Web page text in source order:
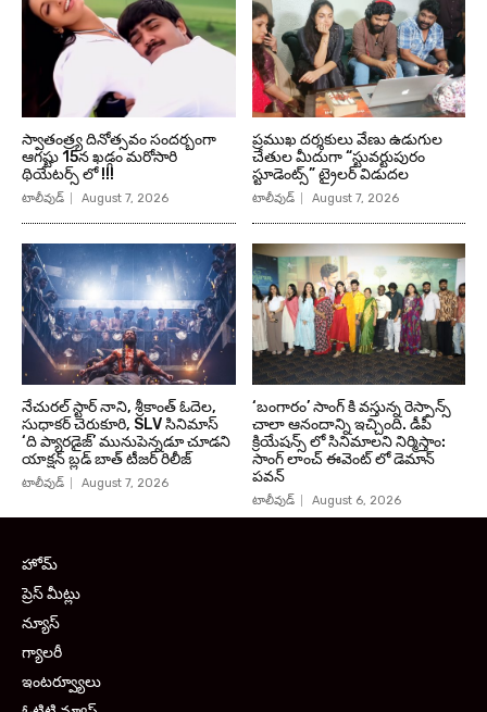
స్వాతంత్ర్య దినోత్సవం సందర్బంగా
ఆగష్టు 15న ఖడ్గం మరోసారి
థియేటర్స్ లో !!!
టాలీవుడ్ August 7, 2026
ప్రముఖ దర్శకులు వేణు ఉడుగుల
చేతుల మీదుగా “స్టువర్టుపురం
స్టూడెంట్స్” ట్రైలర్ విడుదల
టాలీవుడ్ August 7, 2026
నేచురల్ స్టార్ నాని, శ్రీకాంత్ ఓదెల,
సుధాకర్ చెరుకూరి, SLV సినిమాస్
‘ది ప్యారడైజ్’ మునుపెన్నడూ చూడని
యాక్షన్ బ్లడ్ బాత్ టీజర్ రిలీజ్
టాలీవుడ్ August 7, 2026
‘బంగారం’ సాంగ్ కి వస్తున్న రెస్పాన్స్
చాలా ఆనందాన్ని ఇచ్చింది. డీపీ
క్రియేషన్స్ లో సినిమాలని నిర్మిస్తాం:
సాంగ్ లాంచ్ ఈవెంట్ లో డెమాన్
పవన్
టాలీవుడ్ August 6, 2026
హోమ్
ప్రెస్ మీట్లు
న్యూస్
గ్యాలరీ
ఇంటర్వ్యూలు